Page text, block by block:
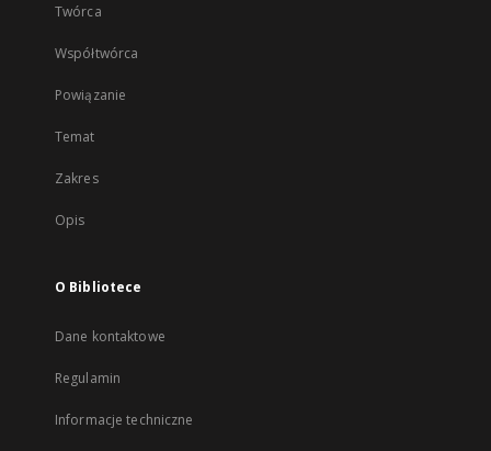
Twórca
Współtwórca
Powiązanie
Temat
Zakres
Opis
O Bibliotece
Dane kontaktowe
Regulamin
Informacje techniczne